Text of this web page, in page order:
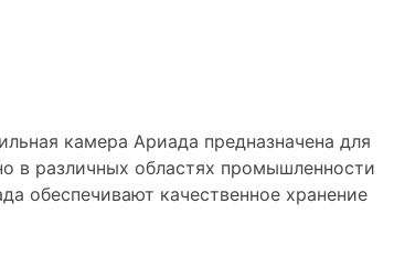
камера Ариада предназначена для
в различных областях промышленности
обеспечивают качественное хранение